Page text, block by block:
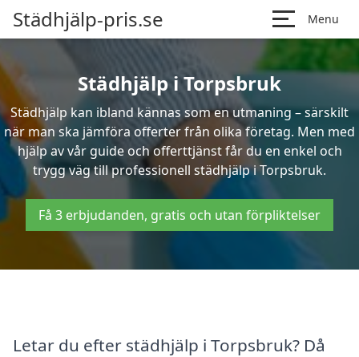
Städhjälp-pris.se Menu
Städhjälp i Torpsbruk
Städhjälp kan ibland kännas som en utmaning – särskilt
när man ska jämföra offerter från olika företag. Men med
hjälp av vår guide och offerttjänst får du en enkel och
trygg väg till professionell städhjälp i Torpsbruk.
Få 3 erbjudanden, gratis och utan förpliktelser
Letar du efter städhjälp i Torpsbruk? Då